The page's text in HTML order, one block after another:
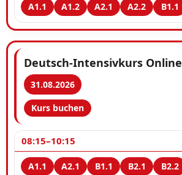
Deutsch-Intensivkurs Online
31.08.2026
Kurs buchen
08:15–10:15